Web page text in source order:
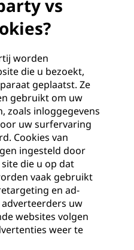
vs
worden
die u bezoekt,
geplaatst. Ze
gebruikt om uw
zoals inloggegevens
uw surfervaring
Cookies van
ingesteld door
die u op dat
vaak gebruikt
en ad-
uw
websites volgen
weer te